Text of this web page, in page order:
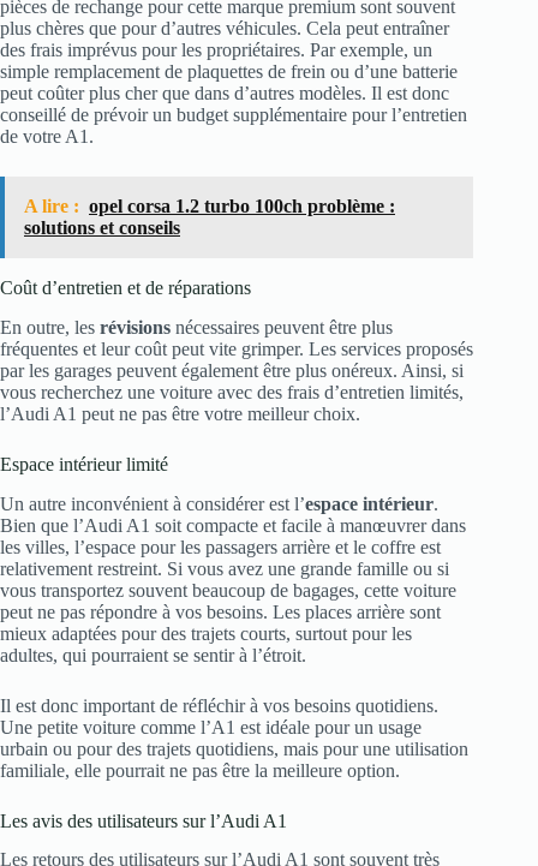
pièces de rechange pour cette marque premium sont souvent
plus chères que pour d’autres véhicules. Cela peut entraîner
des frais imprévus pour les propriétaires. Par exemple, un
simple remplacement de plaquettes de frein ou d’une batterie
peut coûter plus cher que dans d’autres modèles. Il est donc
conseillé de prévoir un budget supplémentaire pour l’entretien
de votre A1.
A lire : opel corsa 1.2 turbo 100ch problème :
solutions et conseils
Coût d’entretien et de réparations
En outre, les révisions nécessaires peuvent être plus
fréquentes et leur coût peut vite grimper. Les services proposés
par les garages peuvent également être plus onéreux. Ainsi, si
vous recherchez une voiture avec des frais d’entretien limités,
l’Audi A1 peut ne pas être votre meilleur choix.
Espace intérieur limité
Un autre inconvénient à considérer est l’espace intérieur.
Bien que l’Audi A1 soit compacte et facile à manœuvrer dans
les villes, l’espace pour les passagers arrière et le coffre est
relativement restreint. Si vous avez une grande famille ou si
vous transportez souvent beaucoup de bagages, cette voiture
peut ne pas répondre à vos besoins. Les places arrière sont
mieux adaptées pour des trajets courts, surtout pour les
adultes, qui pourraient se sentir à l’étroit.
Il est donc important de réfléchir à vos besoins quotidiens.
Une petite voiture comme l’A1 est idéale pour un usage
urbain ou pour des trajets quotidiens, mais pour une utilisation
familiale, elle pourrait ne pas être la meilleure option.
Les avis des utilisateurs sur l’Audi A1
Les retours des utilisateurs sur l’Audi A1 sont souvent très